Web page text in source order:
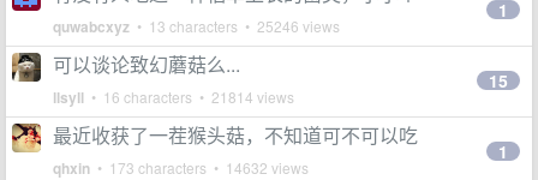
quwabcxyz • 13 characters • 25246 views
1
可以谈论致幻蘑菇么...
llsyll • 16 characters • 21814 views
15
最近收获了一茬猴头菇，不知道可不可以吃
qhxin • 173 characters • 14632 views
1